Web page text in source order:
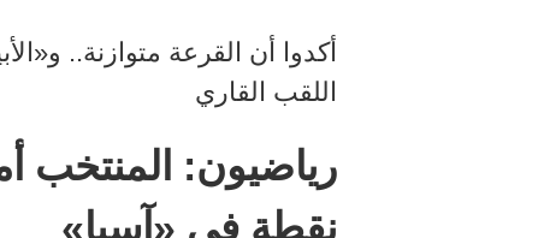
أكدوا أن القرعة متوازنة..
اللقب القاري
رياضيون: المنتخب
نقطة في «آسيا»